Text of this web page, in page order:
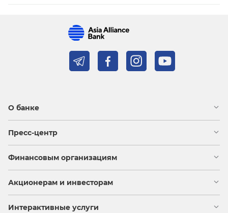
О банке
Пресс-центр
Финансовым организациям
Акционерам и инвесторам
Интерактивные услуги